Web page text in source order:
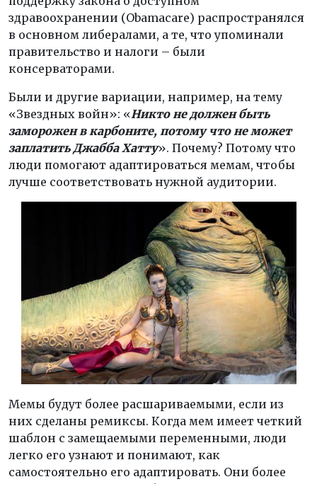
здравоохранении (Obamacare) распространялся
в основном либералами, а те, что упоминали
правительство и налоги – были
консерваторами.
Были и другие вариации, например, на тему
«Звездных войн»: «Никто не должен быть
заморожен в карбоните, потому что не может
заплатить Джабба Хатту». Почему? Потому что
люди помогают адаптироваться мемам, чтобы
лучше соответствовать нужной аудитории.
Мемы будут более расшариваемыми, если из
них сделаны ремиксы. Когда мем имеет четкий
шаблон с замещаемыми переменными, люди
легко его узнают и понимают, как
самостоятельно его адаптировать. Они более